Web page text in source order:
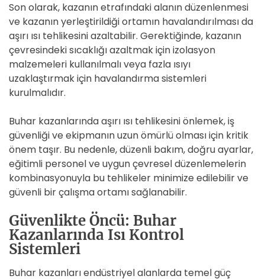
Son olarak, kazanın etrafındaki alanın düzenlenmesi
ve kazanın yerleştirildiği ortamın havalandırılması da
aşırı ısı tehlikesini azaltabilir. Gerektiğinde, kazanın
çevresindeki sıcaklığı azaltmak için izolasyon
malzemeleri kullanılmalı veya fazla ısıyı
uzaklaştırmak için havalandırma sistemleri
kurulmalıdır.
Buhar kazanlarında aşırı ısı tehlikesini önlemek, iş
güvenliği ve ekipmanın uzun ömürlü olması için kritik
önem taşır. Bu nedenle, düzenli bakım, doğru ayarlar,
eğitimli personel ve uygun çevresel düzenlemelerin
kombinasyonuyla bu tehlikeler minimize edilebilir ve
güvenli bir çalışma ortamı sağlanabilir.
Güvenlikte Öncü: Buhar
Kazanlarında Isı Kontrol
Sistemleri
Buhar kazanları endüstriyel alanlarda temel güç